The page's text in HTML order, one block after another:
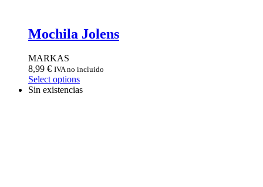
Mochila Jolens
MARKAS
8,99 € IVA no incluido
Select options
Sin existencias